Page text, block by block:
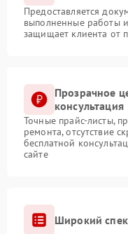
Предоставляется
выполненные работы
защищает клиента от
Прозрачное
консультация
Точные прайс-листы,
ремонта, отсутствие
бесплатной
сайте
Широкий